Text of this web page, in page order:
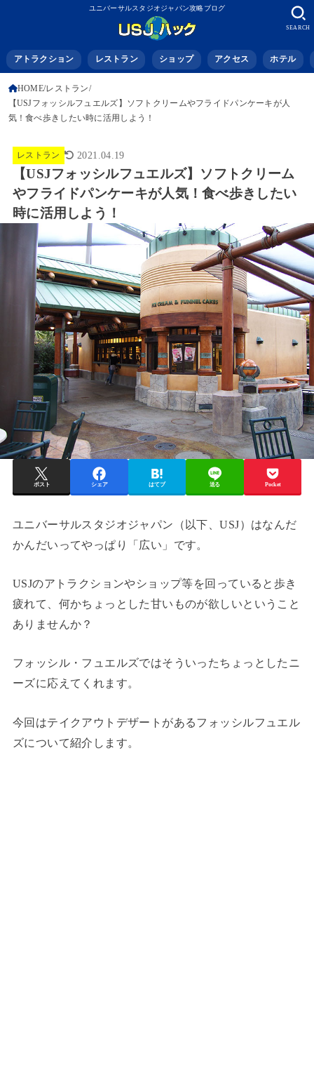
ユニバーサルスタジオジャパン攻略ブログ
アトラクション レストラン ショップ アクセス ホテル
SEARCH
HOME レストラン
【USJフォッシルフュエルズ】ソフトクリームやフライドパンケーキが人
気！食べ歩きしたい時に活用しよう！
レストラン 2021.04.19
【USJフォッシルフュエルズ】ソフトクリーム
やフライドパンケーキが人気！食べ歩きしたい
時に活用しよう！
ポスト シェア はてブ 送る Pocket
ユニバーサルスタジオジャパン（以下、USJ）はなんだ
かんだいってやっぱり「広い」です。
USJのアトラクションやショップ等を回っていると歩き
疲れて、何かちょっとした甘いものが欲しいということ
ありませんか？
フォッシル・フュエルズではそういったちょっとしたニ
ーズに応えてくれます。
今回はテイクアウトデザートがあるフォッシルフュエル
ズについて紹介します。